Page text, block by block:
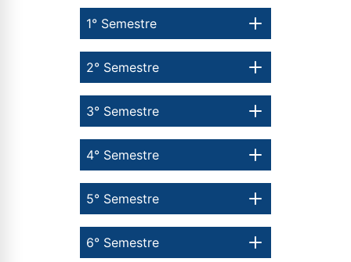
1° Semestre
6° Semestre
5° Semestre
4° Semestre
3° Semestre
2° Semestre